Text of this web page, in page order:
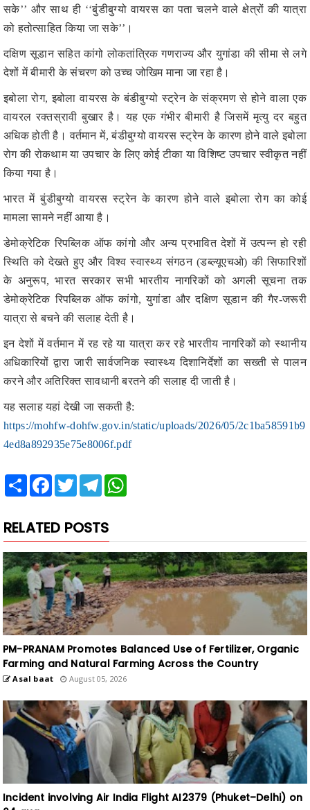
दक्षिण सूडान सहित कांगो लोकतांत्रिक गणराज्य और युगांडा की सीमा से लगे
देशों में बीमारी के संचरण को उच्च जोखिम माना जा रहा है।
इबोला रोग, इबोला वायरस के बंडीबुग्यो स्ट्रेन के संक्रमण से होने वाला एक
वायरल रक्तस्रावी बुखार है। यह एक गंभीर बीमारी है जिसमें मृत्यु दर बहुत
अधिक होती है। वर्तमान में, बंडीबुग्यो वायरस स्ट्रेन के कारण होने वाले इबोला
रोग की रोकथाम या उपचार के लिए कोई टीका या विशिष्ट उपचार स्वीकृत नहीं
किया गया है।
भारत में बुंडीबुग्यो वायरस स्ट्रेन के कारण होने वाले इबोला रोग का कोई
मामला सामने नहीं आया है।
डेमोक्रेटिक रिपब्लिक ऑफ कांगो और अन्य प्रभावित देशों में उत्पन्न हो रही
स्थिति को देखते हुए और विश्व स्वास्थ्य संगठन (डब्ल्यूएचओ) की सिफारिशों
के अनुरूप, भारत सरकार सभी भारतीय नागरिकों को अगली सूचना तक
डेमोक्रेटिक रिपब्लिक ऑफ कांगो, युगांडा और दक्षिण सूडान की गैर-जरूरी
यात्रा से बचने की सलाह देती है।
इन देशों में वर्तमान में रह रहे या यात्रा कर रहे भारतीय नागरिकों को स्थानीय
अधिकारियों द्वारा जारी सार्वजनिक स्वास्थ्य दिशानिर्देशों का सख्ती से पालन
करने और अतिरिक्त सावधानी बरतने की सलाह दी जाती है।
यह सलाह यहां देखी जा सकती है:
https://mohfw-dohfw.gov.in/static/uploads/2026/05/2c1ba58591b9
4ed8a892935e75e8006f.pdf
ShareFacebook
TwitterTelegramWhatsApp
RELATED POSTS
PM-PRANAM Promotes Balanced Use of Fertilizer, Organic
Farming and Natural Farming Across the Country
Asal baat August 05, 2026
Incident involving Air India Flight AI2379 (Phuket–Delhi) on
04 aug.
Asal baat August 05, 2026